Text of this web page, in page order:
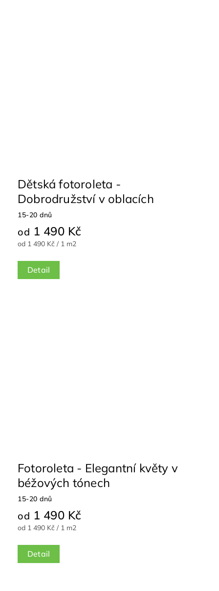
Dětská fotoroleta -
Dobrodružství v oblacích
15-20 dnů
od 1 490 Kč
od 1 490 Kč / 1 m2
Detail
Fotoroleta - Elegantní květy v
béžových tónech
15-20 dnů
od 1 490 Kč
od 1 490 Kč / 1 m2
Detail